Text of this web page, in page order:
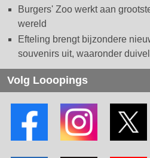
Burgers' Zoo werkt aan
wereld
Efteling brengt bijzondere
souvenirs uit, waaronder
Volg Looopings